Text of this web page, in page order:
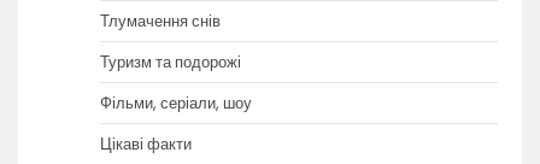
Тлумачення снів
Туризм та подорожі
Фільми, серіали, шоу
Цікаві факти